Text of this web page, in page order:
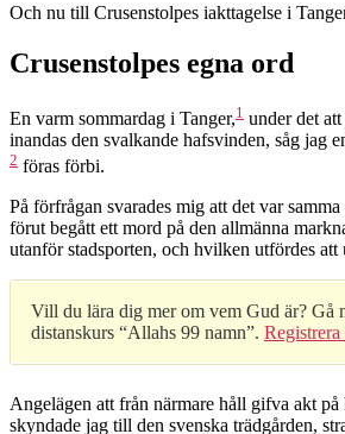
Och nu till Crusenstolpes iakttagelse i
Crusenstolpes egna ord
En varm sommardag i Tanger,1 under det
inandas den svalkande hafsvinden, såg jag
2 föras förbi.
På förfrågan svarades mig att det var
förut begått ett mord på den allmänna
utanför stadsporten, och hvilken utfördes att
Vill du lära dig mer om vem Gud är? Gå
distanskurs “Allahs 99 namn”.
Angelägen att från närmare håll gifva akt på
skyndade jag till den svenska trädgården,